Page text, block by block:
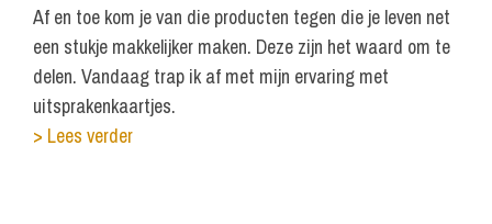
Af en toe kom je van die producten tegen die je leven net
een stukje makkelijker maken. Deze zijn het waard om te
delen. Vandaag trap ik af met mijn ervaring met
uitsprakenkaartjes.
> Lees verder